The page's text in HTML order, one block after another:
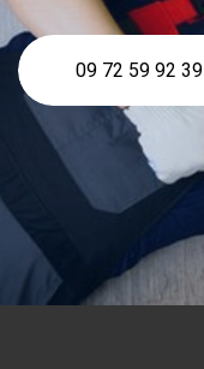
09 72 59 92 39